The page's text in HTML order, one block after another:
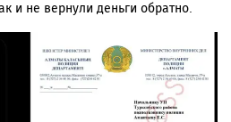
и не вернули деньги обратно.